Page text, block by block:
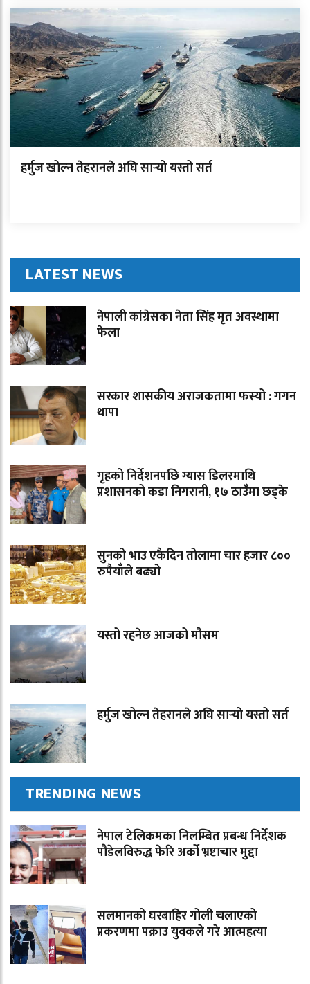
हर्मुज खोल्न तेहरानले अघि सार्‍यो यस्तो सर्त
LATEST NEWS
नेपाली कांग्रेसका नेता सिंह मृत अवस्थामा
फेला
सरकार शासकीय अराजकतामा फस्यो : गगन
थापा
गृहको निर्देशनपछि ग्यास डिलरमाथि
प्रशासनको कडा निगरानी, १७ ठाउँमा छड्के
सुनको भाउ एकैदिन तोलामा चार हजार ८००
रुपैयाँले बढ्यो
यस्तो रहनेछ आजको मौसम
हर्मुज खोल्न तेहरानले अघि सार्‍यो यस्तो सर्त
TRENDING NEWS
नेपाल टेलिकमका निलम्बित प्रबन्ध निर्देशक
पौडेलविरुद्ध फेरि अर्को भ्रष्टाचार मुद्दा
सलमानको घरबाहिर गोली चलाएको
प्रकरणमा पक्राउ युवकले गरे आत्महत्या